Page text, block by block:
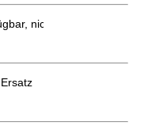
nicht bestellbar